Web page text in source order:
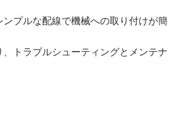
プルな配線で機械への取り付けが簡
トラブルシューティングとメンテナ